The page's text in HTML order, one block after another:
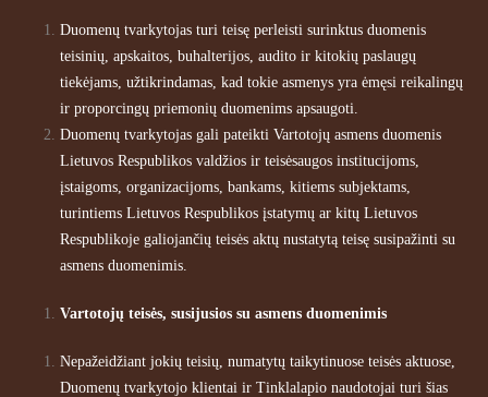
Duomenų tvarkytojas turi teisę perleisti surinktus duomenis
teisinių, apskaitos, buhalterijos, audito ir kitokių paslaugų
tiekėjams, užtikrindamas, kad tokie asmenys yra ėmęsi reikalingų
ir proporcingų priemonių duomenims apsaugoti.
Duomenų tvarkytojas gali pateikti Vartotojų asmens duomenis
Lietuvos Respublikos valdžios ir teisėsaugos institucijoms,
įstaigoms, organizacijoms, bankams, kitiems subjektams,
turintiems Lietuvos Respublikos įstatymų ar kitų Lietuvos
Respublikoje galiojančių teisės aktų nustatytą teisę susipažinti su
asmens duomenimis.
Vartotojų teisės, susijusios su asmens duomenimis
Nepažeidžiant jokių teisių, numatytų taikytinuose teisės aktuose,
Duomenų tvarkytojo klientai ir Tinklalapio naudotojai turi šias